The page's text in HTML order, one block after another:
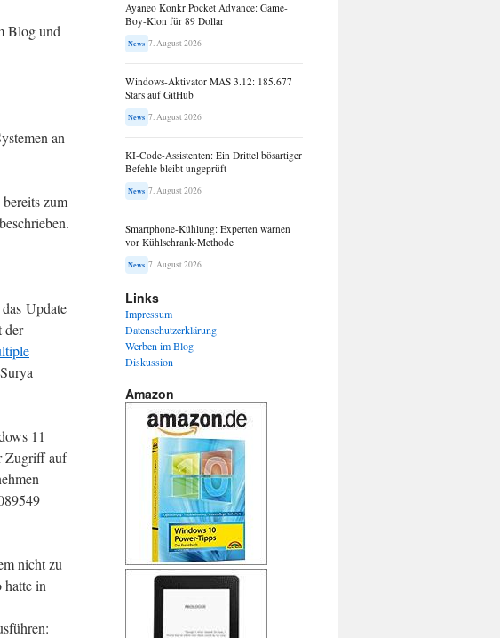
Blog und
an
zum
Update
der
11
Zugriff auf
nicht zu
in
Ayaneo Konkr Pocket Advance: Game-
Boy-Klon für 89 Dollar
News 7. August 2026
Windows-Aktivator MAS 3.12: 185.677
Stars auf GitHub
News 7. August 2026
KI-Code-Assistenten: Ein Drittel bösartiger
Befehle bleibt ungeprüft
News 7. August 2026
Smartphone-Kühlung: Experten warnen
vor Kühlschrank-Methode
News 7. August 2026
Links
Impressum
Datenschutzerklärung
Werben im Blog
Diskussion
Amazon